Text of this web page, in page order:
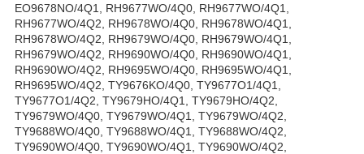
EO9678NO/4Q1, RH9677WO/4Q0, RH9677WO/4Q1,
RH9677WO/4Q2, RH9678WO/4Q0, RH9678WO/4Q1,
RH9678WO/4Q2, RH9679WO/4Q0, RH9679WO/4Q1,
RH9679WO/4Q2, RH9690WO/4Q0, RH9690WO/4Q1,
RH9690WO/4Q2, RH9695WO/4Q0, RH9695WO/4Q1,
RH9695WO/4Q2, TY9676KO/4Q0, TY9677O1/4Q1,
TY9677O1/4Q2, TY9679HO/4Q1, TY9679HO/4Q2,
TY9679WO/4Q0, TY9679WO/4Q1, TY9679WO/4Q2,
TY9688WO/4Q0, TY9688WO/4Q1, TY9688WO/4Q2,
TY9690WO/4Q0, TY9690WO/4Q1, TY9690WO/4Q2,